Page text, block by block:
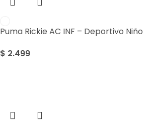
Puma Rickie AC INF – Deportivo Niño
$ 2.499